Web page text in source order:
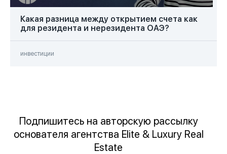
Прямые трансляции (2)
Влог (1)
Какая разница между открытием счета как
для резидента и нерезидента ОАЭ?
инвестиции
Подпишитесь на авторскую рассылку
основателя агентства Elite & Luxury Real
Estate